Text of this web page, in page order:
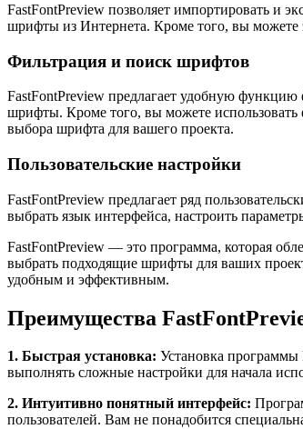
FastFontPreview позволяет импортировать и
шрифты из Интернета. Кроме того, вы можете
Фильтрация и поиск шрифтов
FastFontPreview предлагает удобную
шрифты. Кроме того, вы можете
выбора шрифта для вашего проекта.
Пользовательские настройки
FastFontPreview предлагает ряд
выбрать язык интерфейса, настроить
FastFontPreview — это программа, которая
выбрать подходящие шрифты для ваших
удобным и эффективным.
Преимущества
1. Быстрая установка: Установка программы
выполнять сложные настройки для начала
2. Интуитивно понятный интерфейс:
пользователей. Вам не понадобится